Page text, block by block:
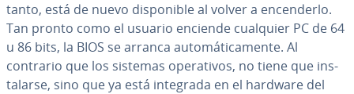
tanto, está de nuevo di­s­po­ni­ble al volver a en­ce­n­de­r­lo.
Tan pronto como el usuario enciende cualquier PC de 64
u 86 bits, la BIOS se arranca au­to­má­ti­ca­me­n­te. Al
contrario que los sistemas ope­ra­ti­vos, no tiene que in­s­
ta­lar­se, sino que ya está integrada en el hardware del